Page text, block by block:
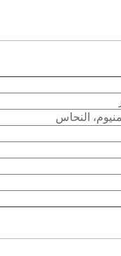
النحاس